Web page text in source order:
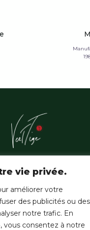
vie privée.
améliorer votre
des publicités ou des
notre trafic. En
vous consentez à notre
les essences nobles de la
du geste hérité épouse